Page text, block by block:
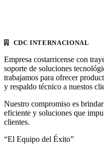
CDC INTERNACIONAL
Empresa costarricense con
soporte de soluciones
trabajamos para ofrecer
y respaldo técnico a nuestos
Nuestro compromiso es
eficiente y soluciones que
clientes.
“El Equipo del Éxito”